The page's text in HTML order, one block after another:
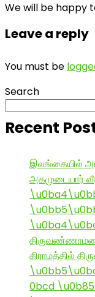
We will be happy
Leave a reply
You must be
Search
Recent
இலங்கையில்
அகமுடையார்
கிராமத்தில்
0bcd